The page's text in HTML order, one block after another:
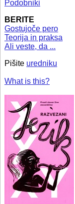
Podobniki
BERITE
Gostujoče pero
Teorija in praksa
Ali veste, da ...
Pišite uredniku
What is this?